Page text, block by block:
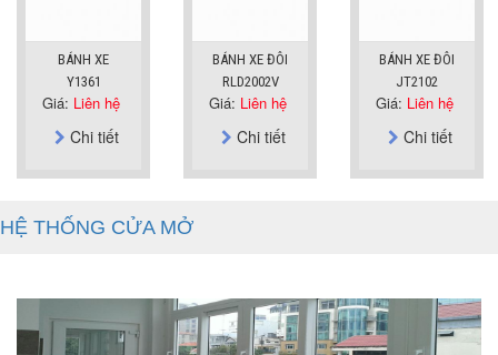
BÁNH XE
Y1361
Giá: Liên hệ
Chi tiết
BÁNH XE ĐÔI
RLD2002V
Giá: Liên hệ
Chi tiết
BÁNH XE ĐÔI
JT2102
Giá: Liên hệ
Chi tiết
HỆ THỐNG CỬA MỞ